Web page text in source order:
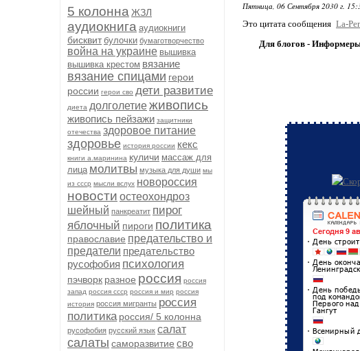
5 колонна ЖЗЛ
аудиокнига аудиокниги
бисквит булочки бумаготворчество
война на украине вышивка
вышивка крестом вязание
вязание спицами герои
россии герои сво дети развитие
диета долголетиеживопись
живопись пейзажи защитники
отечества здоровое питание
здоровье история россии кекс
книги а.маринина куличи массаж для
лица молитвы музыка для души мы
из ссср мысли вслух новороссия
новости остеохондроз
шейный панкреатит пирог
яблочный пироги политика
православие предательство и
предатели предательство
русофобия психология
пэчворк разное россия россия
запад россия ссср россия и мир россия
история россия мигранты россия
политика россия/ 5 колонна
русофобия русский язык салат
салаты саморазвитие сво
Пятница, 06 Сентября 2030 г.
Это цитата сообщения La-
Для блогов - Информеры